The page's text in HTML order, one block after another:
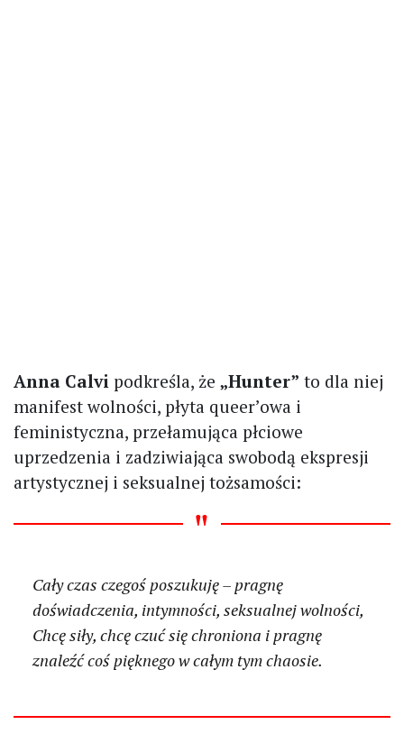
Anna Calvi podkreśla, że „Hunter” to dla niej
manifest wolności, płyta queer’owa i
feministyczna, przełamująca płciowe
uprzedzenia i zadziwiająca swobodą ekspresji
artystycznej i seksualnej tożsamości:
Cały czas czegoś poszukuję – pragnę
doświadczenia, intymności, seksualnej wolności,
Chcę siły, chcę czuć się chroniona i pragnę
znaleźć coś pięknego w całym tym chaosie.